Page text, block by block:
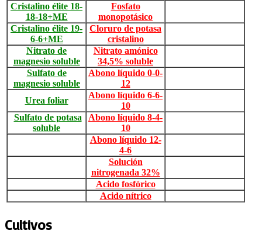
Cristalino élite 18-
18-18+ME
Fosfato
monopotásico
Cristalino élite 19-
6-6+ME
Cloruro de potasa
cristalino
Nitrato de
magnesio soluble
Nitrato amónico
34,5% soluble
Sulfato de
magnesio soluble
Abono líquido 0-0-
12
Urea foliar
Abono líquido 6-6-
10
Sulfato de potasa
soluble
Abono líquido 8-4-
10
Abono líquido 12-
4-6
Solución
nitrogenada 32%
Acido fosfórico
Acido nítrico
Cultivos